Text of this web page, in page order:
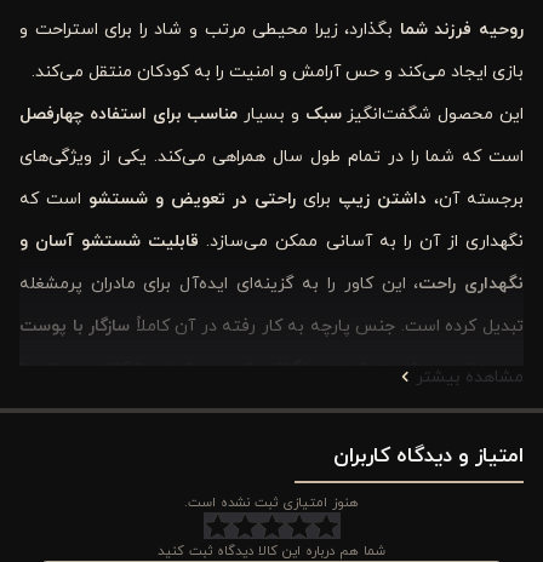
روحیه فرزند شما بگذارد، زیرا محیطی مرتب و شاد را برای استراحت و
بازی ایجاد می‌کند و حس آرامش و امنیت را به کودکان منتقل می‌کند.
این محصول شگفت‌انگیزسبک و بسیار مناسب برای استفاده چهارفصل
است که شما را در تمام طول سال همراهی می‌کند. یکی از ویژگی‌های
برجسته آن، داشتن زیپ برای راحتی در تعویض و شستشو است که
نگهداری از آن را به آسانی ممکن می‌سازد. قابلیت شستشو آسان و
نگهداری راحت، این کاور را به گزینه‌ای ایده‌آل برای مادران پرمشغله
تبدیل کرده است. جنس پارچه به کار رفته در آن کاملاً سازگار با پوست
بدن و ضد حساسیت
رفع می‌کند.
همچنین، این کاور لحاف دارای
امکان جریان هوا و تنفس مناسب پارچه
می‌کند که از تعریق در شب جلوگیری می‌کند.
مشاهده بیشتر
امتیاز و دیدگاه کاربران
هنوز امتیازی ثبت نشده است.
شما هم درباره این کالا دیدگاه ثبت کنید